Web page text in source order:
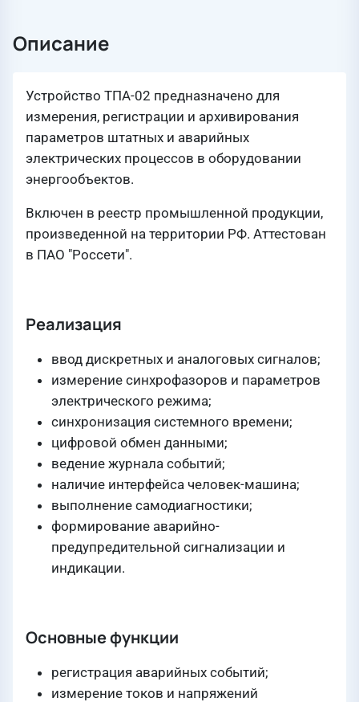
Описание
Устройство ТПА-02 предназначено для
измерения, регистрации и архивирования
параметров штатных и аварийных
электрических процессов в оборудовании
энергообъектов.
Включен в реестр промышленной продукции,
произведенной на территории РФ. Аттестован
в ПАО "Россети".
Реализация
ввод дискретных и аналоговых сигналов;
измерение синхрофазоров и параметров
электрического режима;
синхронизация системного времени;
цифровой обмен данными;
ведение журнала событий;
наличие интерфейса человек-машина;
выполнение самодиагностики;
формирование аварийно-
предупредительной сигнализации и
индикации.
Основные функции
регистрация аварийных событий;
измерение токов и напряжений